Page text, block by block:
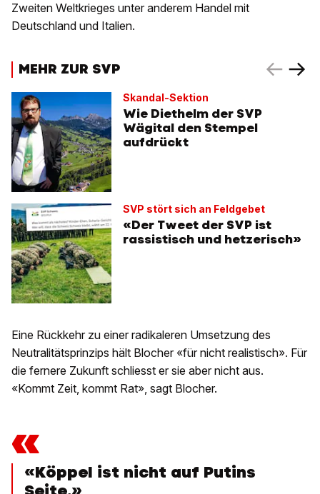
Zweiten Weltkrieges unter anderem Handel mit
Deutschland und Italien.
MEHR ZUR SVP
Skandal-Sektion
Wie Diethelm der SVP
Wägital den Stempel
aufdrückt
SVP stört sich an Feldgebet
«Der Tweet der SVP ist
rassistisch und hetzerisch»
Eine Rückkehr zu einer radikaleren Umsetzung des
Neutralitätsprinzips hält Blocher «für nicht realistisch». Für
die fernere Zukunft schliesst er sie aber nicht aus.
«Kommt Zeit, kommt Rat», sagt Blocher.
«
«Köppel ist nicht auf Putins